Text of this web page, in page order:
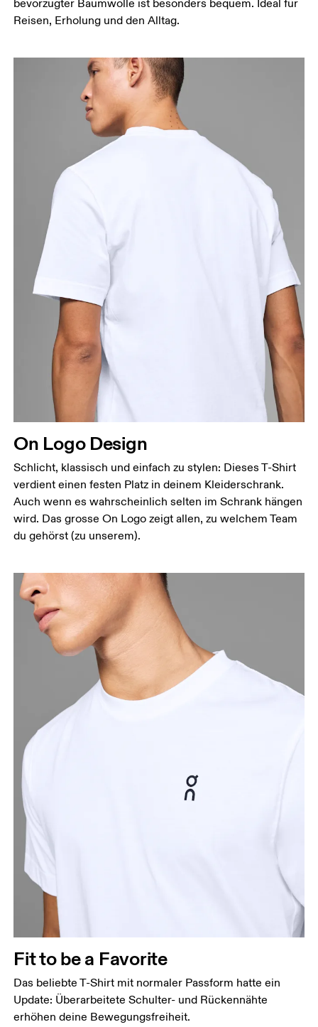
Hüfte
Miss um die breiteste Stelle deiner Hüfte herum.
bevorzugter Baumwolle ist besonders bequem. Ideal für
Reisen, Erholung und den Alltag.
On Logo Design
Schlicht, klassisch und einfach zu stylen: Dieses T-Shirt
verdient einen festen Platz in deinem Kleiderschrank.
Auch wenn es wahrscheinlich selten im Schrank hängen
wird. Das grosse On Logo zeigt allen, zu welchem Team
du gehörst (zu unserem).
Fit to be a Favorite
Das beliebte T-Shirt mit normaler Passform hatte ein
Update: Überarbeitete Schulter- und Rückennähte
erhöhen deine Bewegungsfreiheit.